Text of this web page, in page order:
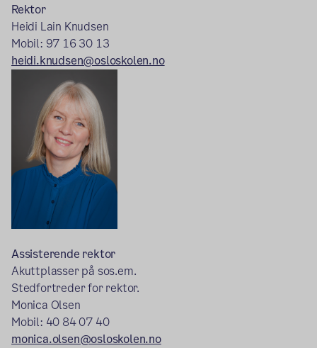
Rektor
Heidi Lain Knudsen
Mobil: 97 16 30 13
heidi.knudsen@osloskolen.no
Assisterende rektor
Akuttplasser på sos.em.
Stedfortreder for rektor.
Monica Olsen
Mobil: 40 84 07 40
monica.olsen@osloskolen.no